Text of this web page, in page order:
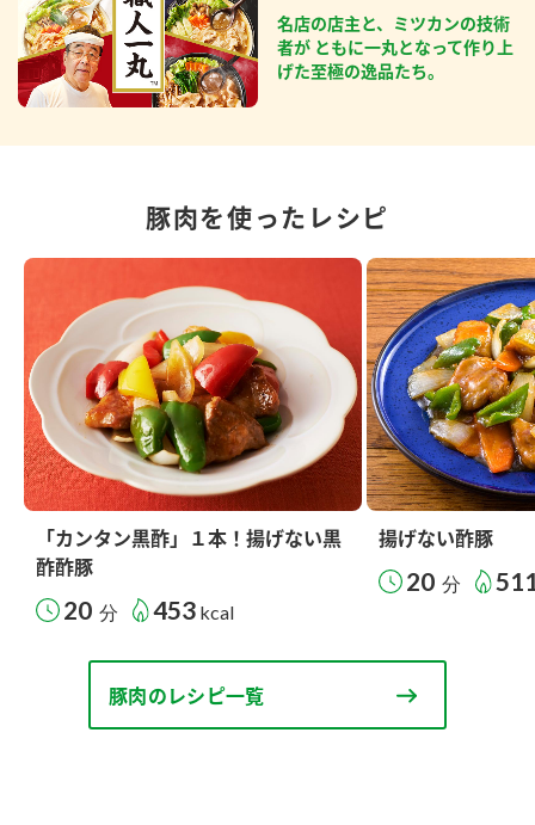
名店の店主と、ミツカンの技術
者が ともに一丸となって作り上
げた至極の逸品たち。
豚肉を使ったレシピ
「カンタン黒酢」１本！揚げない黒
酢酢豚
20 分 453 kcal
揚げない酢豚
20 分
豚肉のレシピ一覧